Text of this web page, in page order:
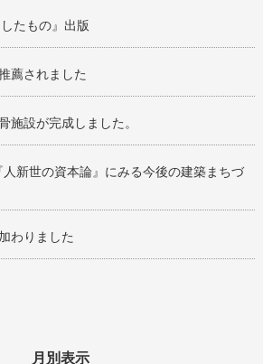
たもの』出版
薦されました
設が完成しました。
新世の資本論』にみる今後の建築まちづ
わりました
月別表示